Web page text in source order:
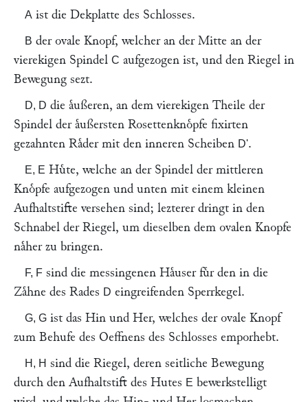
A ist die Dekplatte des Schlosses.
B der ovale Knopf, welcher an der Mitte an der
vierekigen Spindel C aufgezogen ist, und den Riegel in
Bewegung sezt.
D, D die aͤußeren, an dem vierekigen Theile der
Spindel der aͤußersten Rosettenknoͤpfe fixirten
gezahnten Raͤder mit den inneren Scheiben D'.
E, E Huͤte, welche an der Spindel der mittleren
Knoͤpfe aufgezogen und unten mit einem kleinen
Aufhaltstifte versehen sind; lezterer dringt in den
Schnabel der Riegel, um dieselben dem ovalen Knopfe
naͤher zu bringen.
F, F sind die messingenen Haͤuser fuͤr den in die
Zaͤhne des Rades D eingreifenden Sperrkegel.
G, G ist das Hin und Her, welches der ovale Knopf
zum Behufe des Oeffnens des Schlosses emporhebt.
H, H sind die Riegel, deren seitliche Bewegung
durch den Aufhaltstift des Hutes E bewerkstelligt